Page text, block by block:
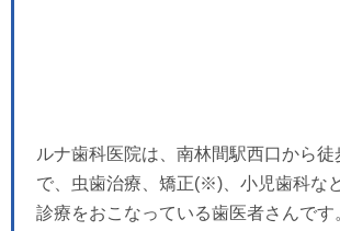
ルナ歯科医院は、南林間駅西口から徒
で、虫歯治療、矯正(※)、小児歯科な
診療をおこなっている歯医者さんです